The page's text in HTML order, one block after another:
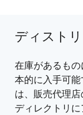
ディスト
在庫があるも
本的に入手可
は、販売代理
ディレクトリ